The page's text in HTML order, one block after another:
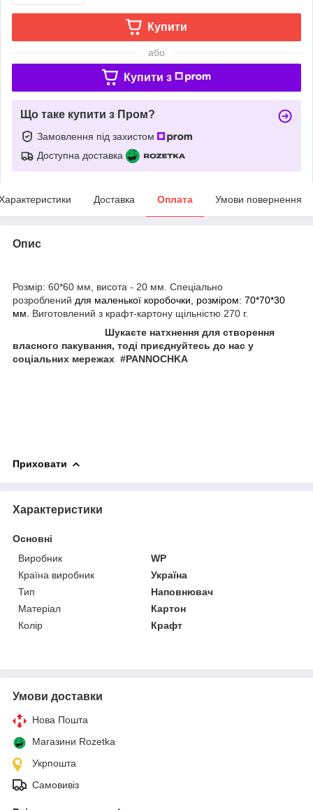
Купити
або
Купити з
Що таке купити з Пром?
Замовлення під захистом
Доступна доставка
Доставка Оплата Умови повернення
Опис
Розмір: 60*60 мм, висота - 20 мм. Спеціально
розроблений для маленької коробочки, розміром: 70*70*30
мм. Виготовлений з крафт-картону щільністю 270 г.
Шукаєте натхнення для створення
власного пакування, тоді приєднуйтесь до нас у
соціальних мережах #PANNOCHKА
Приховати
Характеристики
Основні
Виробник
WP
Країна виробник
Україна
Тип
Наповнювач
Матеріал
Картон
Колір
Крафт
Умови доставки
Нова Пошта
Магазини Rozetka
Укрпошта
Самовивіз